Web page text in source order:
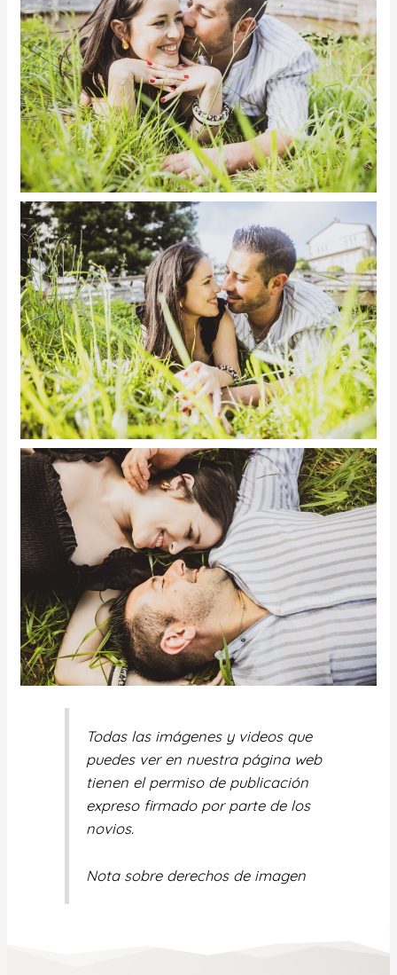
Todas las imágenes y videos que
puedes ver en nuestra página web
tienen el permiso de publicación
expreso firmado por parte de los
novios.
Nota sobre derechos de imagen